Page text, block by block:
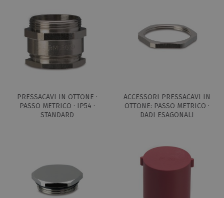
PRESSACAVI IN OTTONE ·
PASSO METRICO · IP54 ·
STANDARD
ACCESSORI PRESSACAVI IN
OTTONE: PASSO METRICO ·
DADI ESAGONALI